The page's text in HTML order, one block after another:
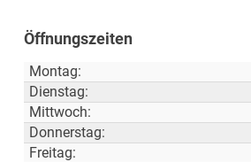
Öffnungszeiten
Montag:
Dienstag:
Mittwoch:
Donnerstag:
Freitag: